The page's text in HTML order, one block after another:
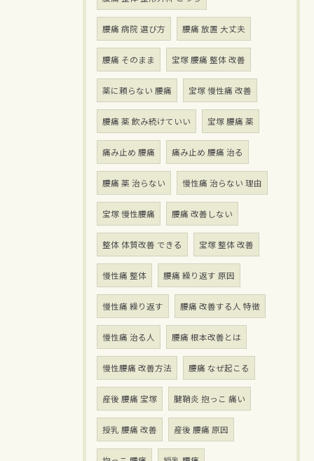
腰痛 病院 選び方 腰痛 放置 大丈夫
腰痛 そのまま 宝塚 腰痛 整体 改善
薬に頼らない 腰痛 宝塚 慢性痛 改善
腰痛 薬 飲み続けていい 宝塚 腰痛 薬
痛み止め 腰痛 痛み止め 腰痛 治る
腰痛 薬 治らない 慢性痛 治らない 理由
宝塚 慢性腰痛 腰痛 改善しない
整体 体質改善 できる 宝塚 整体 改善
慢性痛 整体 腰痛 繰り返す 原因
慢性痛 繰り返す 腰痛 改善する人 特徴
慢性痛 治る人 腰痛 根本改善とは
慢性腰痛 改善方法 腰痛 なぜ起こる
産後 腰痛 宝塚 腱鞘炎 抱っこ 痛い
授乳 腰痛 改善 産後 腰痛 原因